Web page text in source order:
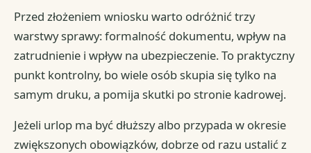
Przed złożeniem wniosku warto odróżnić trzy
warstwy sprawy: formalność dokumentu, wpływ na
zatrudnienie i wpływ na ubezpieczenie. To praktyczny
punkt kontrolny, bo wiele osób skupia się tylko na
samym druku, a pomija skutki po stronie kadrowej.
Jeżeli urlop ma być dłuższy albo przypada w okresie
zwiększonych obowiązków, dobrze od razu ustalić z